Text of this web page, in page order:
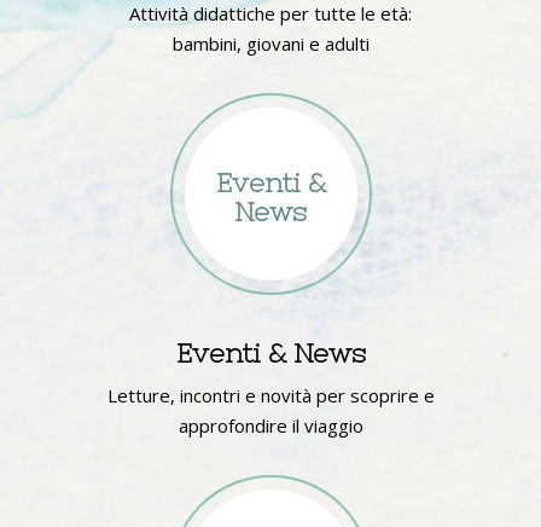
Attività didattiche per tutte le età:
bambini, giovani e adulti
Eventi &
News
Eventi & News
Letture, incontri e novità per scoprire e
approfondire il viaggio